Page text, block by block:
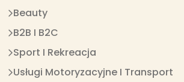
Beauty
B2B I B2C
Sport I Rekreacja
Usługi Motoryzacyjne I Transport